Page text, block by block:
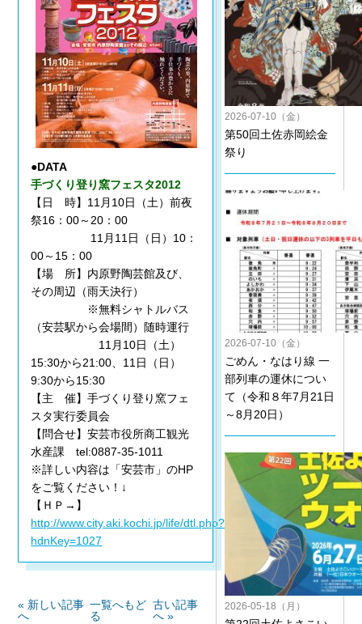
●DATA
手づくり登り窯フェスタ2012
【日 時】11月10日（土）前夜
祭16：00～20：00
11月11日（日）10：
00～15：00
【場 所】内原野陶芸館及び、
その周辺（雨天決行）
※無料シャトルバス
（安芸駅から会場間）随時運行
11月10日（土）
15:30から21:00、11日（日）
9:30から15:30
【主 催】手づくり登り窯フェ
スタ実行委員会
【問合せ】安芸市役所商工観光
水産課 tel:0887-35-1011
※詳しい内容は「安芸市」のHP
をご覧ください！↓
【ＨＰ→】
http://www.city.aki.kochi.jp/life/dtl.php?
hdnKey=1027
« 新しい記事
へ
一覧へもど
る
古い記事
へ »
2026-07-10（金）
第50回土佐赤岡絵金
祭り
2026-07-10（金）
ごめん・なはり線 一
部列車の運休につい
て（令和８年7月21日
～8月20日）
2026-05-18（月）